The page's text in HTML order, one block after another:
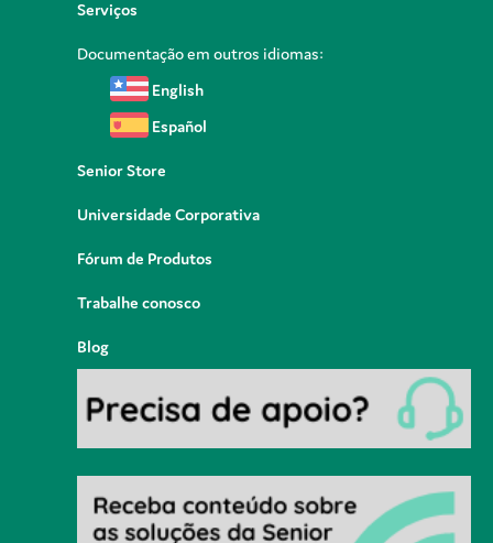
Serviços
Documentação em outros idiomas:
English
Español
Senior Store
Universidade Corporativa
Fórum de Produtos
Trabalhe conosco
Blog